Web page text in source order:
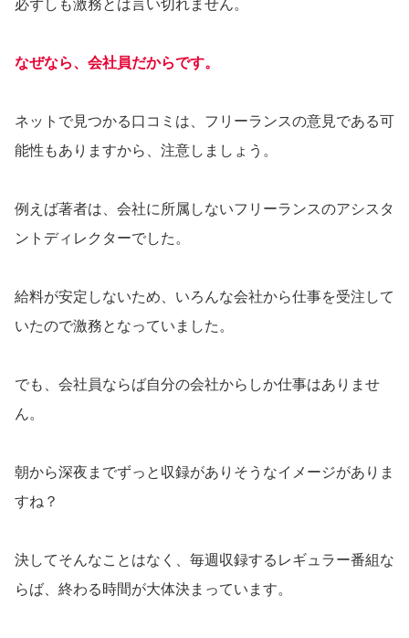
必ずしも激務とは言い切れません。
なぜなら、会社員だからです。
ネットで見つかる口コミは、フリーランスの意見である可
能性もありますから、注意しましょう。
例えば著者は、会社に所属しないフリーランスのアシスタ
ントディレクターでした。
給料が安定しないため、いろんな会社から仕事を受注して
いたので激務となっていました。
でも、会社員ならば自分の会社からしか仕事はありませ
ん。
朝から深夜までずっと収録がありそうなイメージがありま
すね？
決してそんなことはなく、毎週収録するレギュラー番組な
らば、終わる時間が大体決まっています。